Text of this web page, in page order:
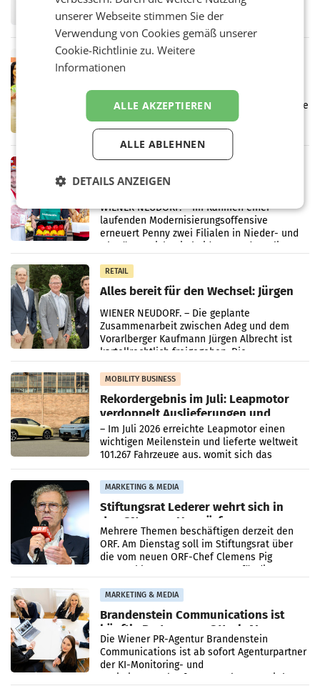
Fernsehkonzern ProSiebenSat.1 hat im
Frühjahr dank Kostensenkungen operativ
wieder Gewinn gemacht und die
Markterwartung deutlich übertroffen.
RETAIL
Eine Bühne für Zirkularität: ARA und
Müller informieren am POS über
Kreislauffähigkeit
Über den gesamten August hinweg rücken die
Altstoff Recycling Austria AG (ARA) und der
Handelskonzern Müller die Initiative
„Kreislauf-Helden“ in allen österreichischen
Müller-Filialen
RETAIL
Penny modernisiert zwei Filialen in
WIENER NEUDORF. – Im Rahmen einer
laufenden Modernisierungsoffensive
erneuert Penny zwei Filialen in Nieder- und
Oberösterreich. Die beiden Standorte liegen
RETAIL
Alles bereit für den Wechsel: Jürgen
Albrecht setzt ab 1.1.2027 auf Adeg
WIENER NEUDORF. – Die geplante
Zusammenarbeit zwischen Adeg und dem
Vorarlberger Kaufmann Jürgen Albrecht ist
kartellrechtlich freigegeben: Die
Bundeswettbewerbsbehörde und der
Bundeskartellanwalt
MOBILITY BUSINESS
Rekordergebnis im Juli: Leapmotor
verdoppelt Auslieferungen und
überschreitet die 100.000er-Marke
– Im Juli 2026 erreichte Leapmotor einen
wichtigen Meilenstein und lieferte weltweit
101.267 Fahrzeuge aus, womit sich das
Ergebnis gegenüber Juli 2025 mehr als
verdoppelte (+102
MARKETING & MEDIA
Stiftungsrat Lederer wehrt sich in
den SN gegen Vorwürfe
Mehrere Themen beschäftigen derzeit den
ORF. Am Dienstag soll im Stiftungsrat über
die vom neuen ORF-Chef Clemens Pig
vorgeschlagenen Besetzungen für die
MARKETING & MEDIA
Brandenstein Communications ist
künftig Partner von OtterlyAI
Die Wiener PR-Agentur Brandenstein
Communications ist ab sofort Agenturpartner
der KI-Monitoring- und
Optimierungsplattform OtterlyAI. Damit baut
unserer Webseite stimmen Sie der
Verwendung von Cookies gemäß unserer
Cookie-Richtlinie zu.Weitere
Informationen
ALLE AKZEPTIEREN
ALLE ABLEHNEN
DETAILS ANZEIGEN